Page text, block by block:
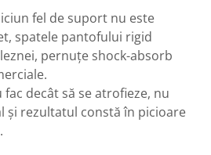
fel de suport nu este
spatele pantofului rigid
pernuțe shock-absorb
decât să se atrofieze, nu
și rezultatul constă în picioare